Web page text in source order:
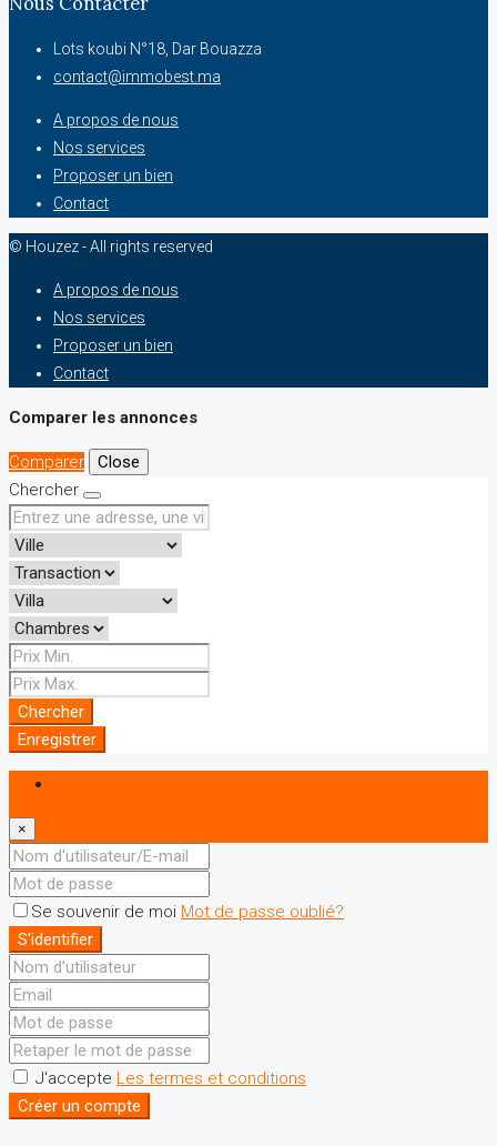
Lots koubi N°18, Dar Bouazza
contact@immobest.ma
A propos de nous
Nos services
Proposer un bien
Contact
© Houzez - All rights reserved
A propos de nous
Nos services
Proposer un bien
Contact
Comparer les annonces
Comparer
Close
Chercher
Chercher
Enregistrer
×
Se souvenir de moi Mot de passe oublié?
S'identifier
J'accepte Les termes et conditions
Créer un compte